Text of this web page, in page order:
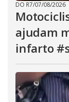
DO R7/07/08/2026
ajudam
infarto